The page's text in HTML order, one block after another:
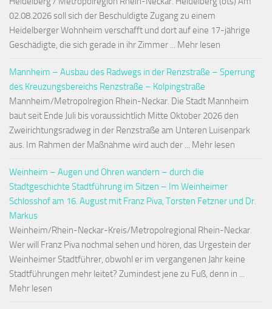
02.08.2026 soll sich der Beschuldigte Zugang zu einem
Heidelberger Wohnheim verschafft und dort auf eine 17-jährige
Geschädigte, die sich gerade in ihr Zimmer ... Mehr lesen
Mannheim – Ausbau des Radwegs in der Renzstraße – Sperrung
des Kreuzungsbereichs Renzstraße – Kolpingstraße
Mannheim/Metropolregion Rhein-Neckar. Die Stadt Mannheim
baut seit Ende Juli bis voraussichtlich Mitte Oktober 2026 den
Zweirichtungsradweg in der Renzstraße am Unteren Luisenpark
aus. Im Rahmen der Maßnahme wird auch der ... Mehr lesen
Weinheim – Augen und Ohren wandern – durch die
Stadtgeschichte Stadtführung im Sitzen – Im Weinheimer
Schlosshof am 16. August mit Franz Piva, Torsten Fetzner und Dr.
Markus
Weinheim/Rhein-Neckar-Kreis/Metropolregional Rhein-Neckar.
Wer will Franz Piva nochmal sehen und hören, das Urgestein der
Weinheimer Stadtführer, obwohl er im vergangenen Jahr keine
Stadtführungen mehr leitet? Zumindest jene zu Fuß, denn in ...
Mehr lesen